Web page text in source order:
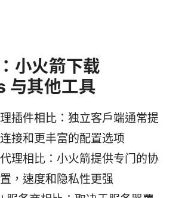
小火箭下载
与其他工具
插件相比：独立客户端通常提
接和更丰富的配置选项
理相比：小火箭提供专门的协
，速度和隐私性更强